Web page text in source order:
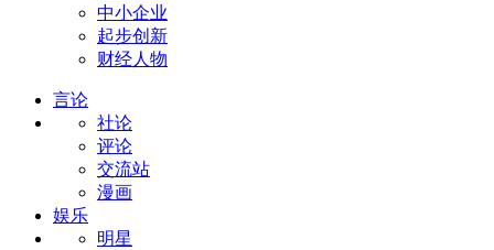
中小企业
起步创新
财经人物
言论
社论
评论
交流站
漫画
娱乐
明星